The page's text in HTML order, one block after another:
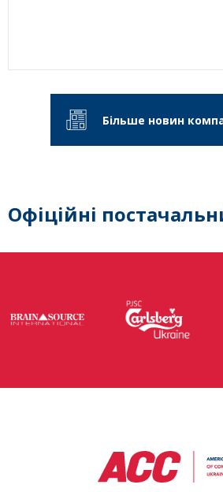
Більше новин
Офіційні